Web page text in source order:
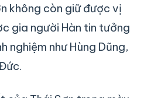
không còn giữ được vị
gia người Hàn tin tưởng
nghiệm như Hùng Dũng,